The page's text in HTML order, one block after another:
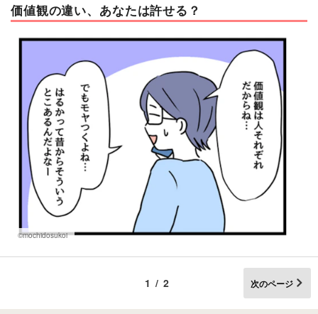
価値観の違い、あなたは許せる？
©mochidosukoi
1/2 次のページ